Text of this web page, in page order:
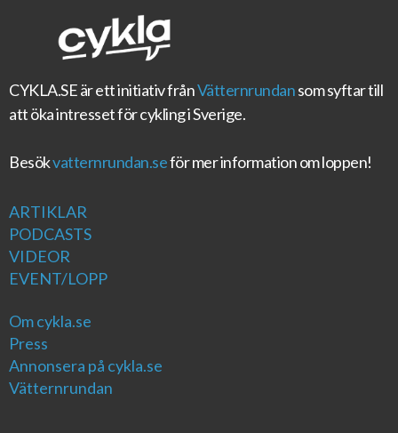
CYKLA.SEär ett initiativ frånVätternrundansom syftar till
att öka intresset för cykling i Sverige.
Besökvatternrundan.seför mer information om loppen!
ARTIKLAR
PODCASTS
VIDEOR
EVENT/LOPP
Om cykla.se
Press
Annonsera på cykla.se
Vätternrundan